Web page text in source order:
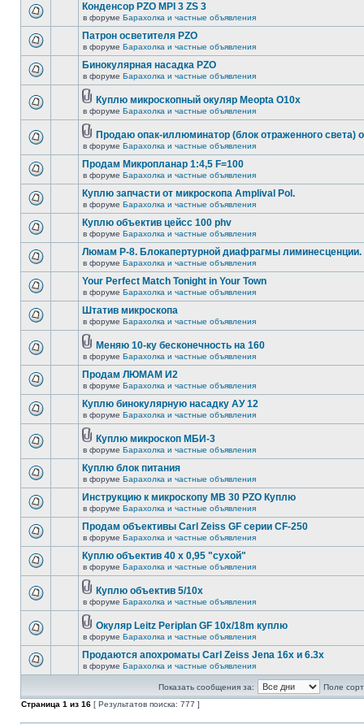
Конденсор PZO MPI 3 ZS 3
в форуме Барахолка и частные объявления
Патрон осветителя PZO
в форуме Барахолка и частные объявления
Бинокулярная насадка PZO
в форуме Барахолка и частные объявления
Куплю микроскопный окуляр Meopta O10x
в форуме Барахолка и частные объявления
Продаю опак-иллюминатор (блок отраженного света)
в форуме Барахолка и частные объявления
Продам Микропланар 1:4,5 F=100
в форуме Барахолка и частные объявления
Куплю запчасти от микроскопа Amplival Pol.
в форуме Барахолка и частные объявления
Куплю объектив цейсс 100 phv
в форуме Барахолка и частные объявления
Люмам Р-8. Блокапертурной диафрагмы
в форуме Барахолка и частные объявления
Your Perfect Match Tonight in Your Town
в форуме Барахолка и частные объявления
Штатив микроскопа
в форуме Барахолка и частные объявления
Меняю 10-ку бесконечность на 160
в форуме Барахолка и частные объявления
Продам ЛЮМАМ И2
в форуме Барахолка и частные объявления
Куплю бинокулярную насадку АУ 12
в форуме Барахолка и частные объявления
Куплю микроскоп МБИ-3
в форуме Барахолка и частные объявления
Куплю блок питания
в форуме Барахолка и частные объявления
Инструкцию к микроскопу MB 30 PZO Куплю
в форуме Барахолка и частные объявления
Продам объективы Carl Zeiss GF серии CF-250
в форуме Барахолка и частные объявления
Куплю объектив 40 х 0,95 "сухой"
в форуме Барахолка и частные объявления
Куплю объектив 5/10х
в форуме Барахолка и частные объявления
Окуляр Leitz Periplan GF 10x/18m куплю
в форуме Барахолка и частные объявления
Продаются апохроматы Carl Zeiss Jena 16x и 6.3x
в форуме Барахолка и частные объявления
Показать сообщения за:
Поле
Страница 1 из 16 [ Результатов поиска: 777 ]